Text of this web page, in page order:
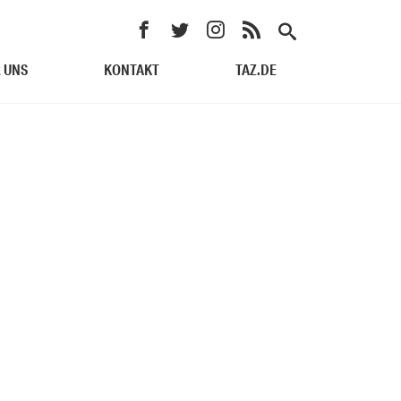
UNS KONTAKT TAZ.DE